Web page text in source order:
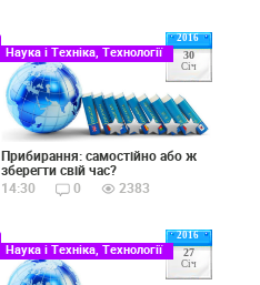
2016
30
Січ
Наука і Техніка, Технології
Прибирання: самостійно або ж
зберегти свій час?
14:30
0 2383
2016
27
Січ
Наука і Техніка, Технології